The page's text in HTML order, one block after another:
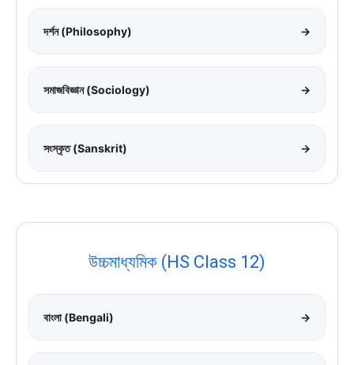
দর্শন (Philosophy) →
সমাজবিজ্ঞান (Sociology) →
সংস্কৃত (Sanskrit) →
উচ্চমাধ্যমিক (HS Class 12)
বাংলা (Bengali) →